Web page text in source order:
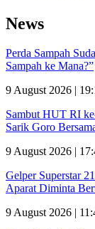
News
Perda Sampah
Sampah ke Mana?”
9 August 2026 |
Sambut HUT RI
Sarik Goro
9 August 2026 |
Gelper Superstar
Aparat Diminta
9 August 2026 |